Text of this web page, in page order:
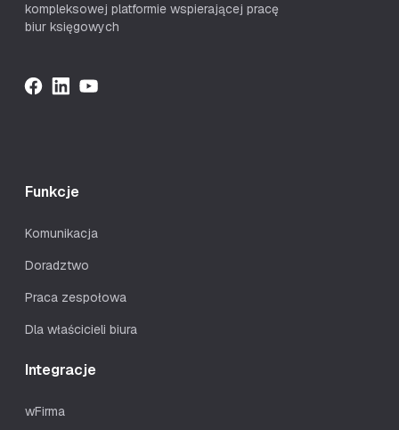
kompleksowej platformie wspierającej pracę
biur księgowych
Funkcje
Komunikacja
Doradztwo
Praca zespołowa
Dla właścicieli biura
Integracje
wFirma